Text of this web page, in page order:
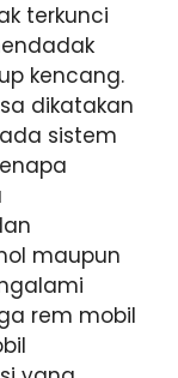
terkunci
kencang.
dikatakan
sistem
maupun
rem mobil